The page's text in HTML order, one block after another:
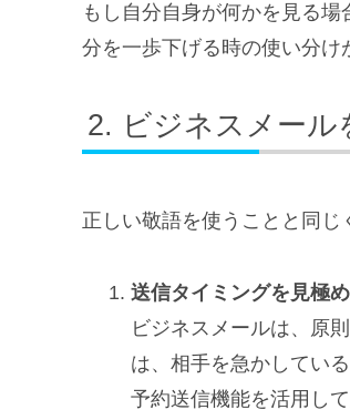
もし自分自身が何かを見る場
分を一歩下げる時の使い分け
ビジネスメー
正しい敬語を使うことと同じ
送信タイミングを見極
ビジネスメールは、原
は、相手を急かしてい
予約送信機能を活用し